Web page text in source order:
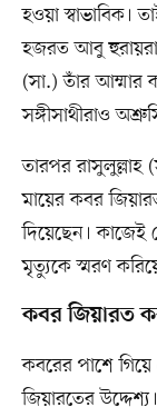
হওয়া স্বাভাবিক।
হজরত আবু হুরায়রা
(সা.) তাঁর আম্মার
সঙ্গীসাথীরাও
তারপর
মায়ের কবর
দিয়েছেন।
মৃত্যুকে স্মরণ
কবর জিয়ারত
কবরের পাশে
জিয়ারতের